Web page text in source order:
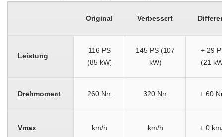
Original Verbessert
Leistung
116 PS
(85 kW)
145 PS (107
kW)
+ 29
(21
Drehmoment 260 Nm 320 Nm + 60
Vmax km/h km/h + 0